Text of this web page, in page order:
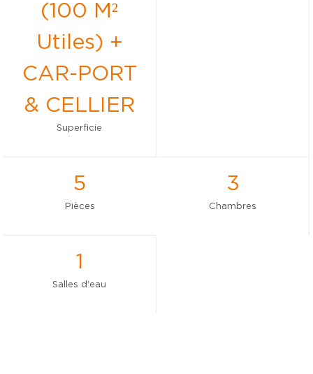
(100 M²
Utiles) +
CAR-PORT
& CELLIER
Superficie
5
Pièces
3
Chambres
1
Salles d'eau